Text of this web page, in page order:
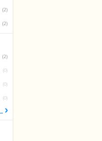
(2)
(2)
(2)
(0)
(0)
(0)